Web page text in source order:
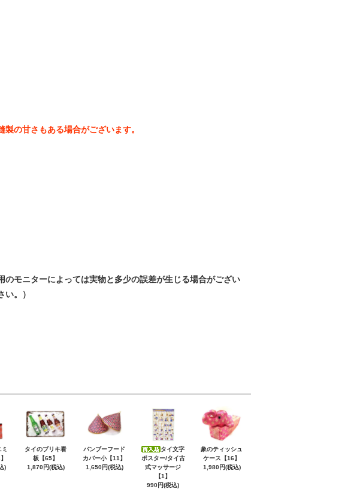
の甘さもある場合がございます。
モニターによっては実物と多少の誤差が生じる場合がござい
。）
)
タイのブリキ看
板【65】
1,870円(税込)
バンブーフード
カバー小【11】
1,650円(税込)
タイ文字
ポスター/タイ古
式マッサージ
【1】
990円(税込)
象のティッシュ
ケース【16】
1,980円(税込)